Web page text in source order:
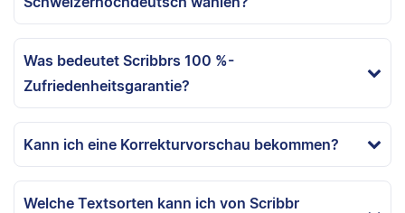
Was bedeutet Scribbrs 100 %-
Zufriedenheitsgarantie?
Kann ich eine Korrekturvorschau bekommen?
Welche Textsorten kann ich von Scribbr